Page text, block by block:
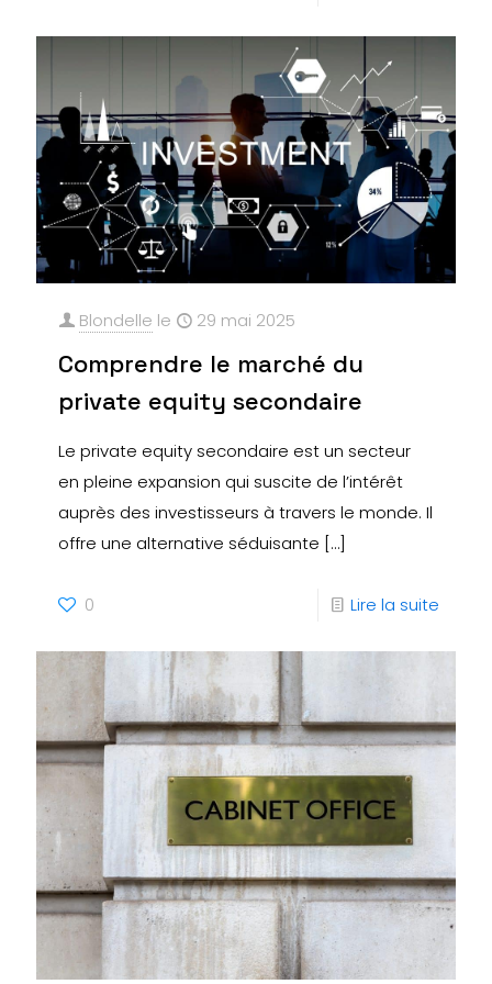
Blondelle le 29 mai 2025
Comprendre le marché du
private equity secondaire
Le private equity secondaire est un secteur
en pleine expansion qui suscite de l’intérêt
auprès des investisseurs à travers le monde. Il
offre une alternative séduisante […]
0 Lire la suite